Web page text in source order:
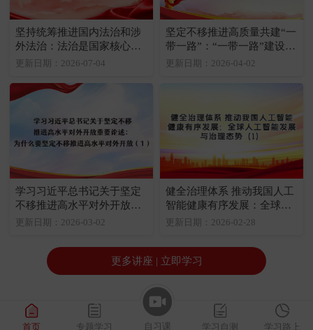
首页 专题学习 自习课 学习自测 学习路上
坚持统筹推进国内法治和涉
外法治：法治是国家核心竞
争力的重要内容
更新日期：2026-07-04
坚定不移推进高质量共建“一
带一路”：“一带一路”建设的
内涵与逻辑（1）
更新日期：2026-04-02
学习习近平总书记关于坚定
不移推进高水平对外开放重
要论述：为什么要坚定不移
更新日期：2026-03-02
健全治理体系 推动我国人工
智能健康有序发展：全球人
工智能发展与治理态势（1）
更新日期：2026-02-28
更多讲座 | 立即学习